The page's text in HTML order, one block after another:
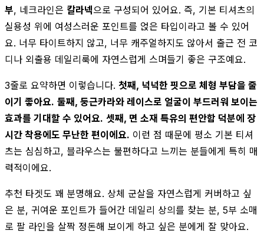
부, 네크라인은 칼라넥으로 구성되어 있어요. 즉, 기본 티셔츠의
실용성 위에 여성스러운 포인트를 얹은 타입이라고 볼 수 있어
요. 너무 타이트하지 않고, 너무 캐주얼하지도 않아서 출근 전 코
디나 외출용 데일리룩에 자연스럽게 스며들기 좋은 구조예요.
3줄로 요약하면 이렇습니다. 첫째, 넉넉한 핏으로 체형 부담을 줄
이기 좋아요. 둘째, 둥근카라와 레이스로 얼굴이 부드러워 보이는
효과를 기대할 수 있어요. 셋째, 면 소재 특유의 편안함 덕분에 장
시간 착용에도 무난한 편이에요. 이런 점 때문에 평소 기본 티셔
츠는 심심하고, 블라우스는 불편하다고 느끼는 분들에게 특히 매
력적이에요.
추천 타겟도 꽤 분명해요. 상체 군살을 자연스럽게 커버하고 싶
은 분, 귀여운 포인트가 들어간 데일리 상의를 찾는 분, 5부 소매
로 팔 라인을 살짝 정돈해 보이게 하고 싶은 분에게 잘 맞아요.